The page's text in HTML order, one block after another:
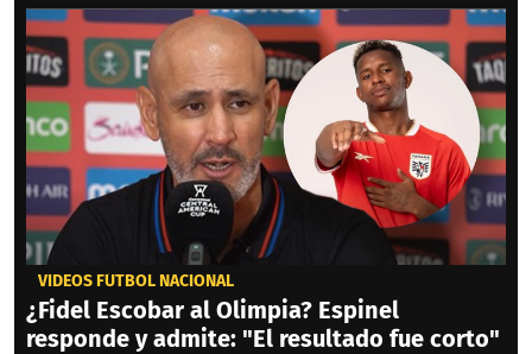
VIDEOS FÚTBOL NACIONAL
¿Fidel Escobar al Olimpia? Espinel
responde y admite: "El resultado fue corto"